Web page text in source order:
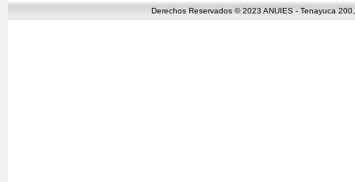
Derechos Reservados © 2023 ANUIES - Tenayuca